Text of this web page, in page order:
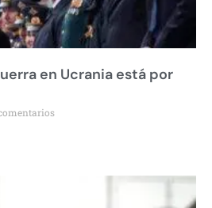
en Ucrania está por